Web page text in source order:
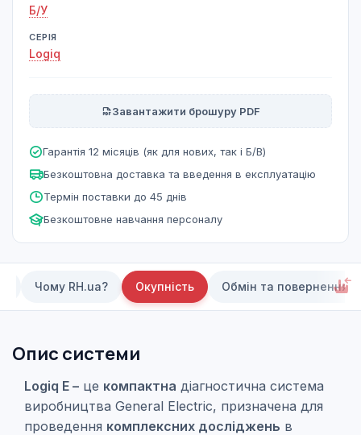
Б/У
СЕРІЯ
Logiq
Завантажити брошуру PDF
Гарантія 12 місяців (як для нових, так і Б/В)
Безкоштовна доставка та введення в експлуатацію
Термін поставки до 45 днів
Безкоштовне навчання персоналу
Чому RH.ua? Окупність Обмін та повернення
Опис системи
Logiq E – це компактна діагностична система
виробництва General Electric, призначена для
проведення комплексних досліджень в